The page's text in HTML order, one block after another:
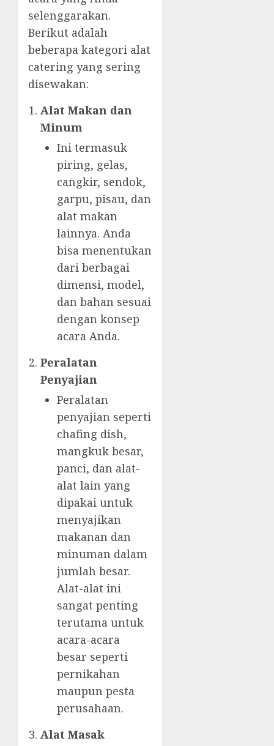
selenggarakan.
Berikut adalah
beberapa kategori alat
catering yang sering
disewakan:
Alat Makan dan
Minum
Ini termasuk
piring, gelas,
cangkir, sendok,
garpu, pisau, dan
alat makan
lainnya. Anda
bisa menentukan
dari berbagai
dimensi, model,
dan bahan sesuai
dengan konsep
acara Anda.
Peralatan
Penyajian
Peralatan
penyajian seperti
chafing dish,
mangkuk besar,
panci, dan alat-
alat lain yang
dipakai untuk
menyajikan
makanan dan
minuman dalam
jumlah besar.
Alat-alat ini
sangat penting
terutama untuk
acara-acara
besar seperti
pernikahan
maupun pesta
perusahaan.
Alat Masak